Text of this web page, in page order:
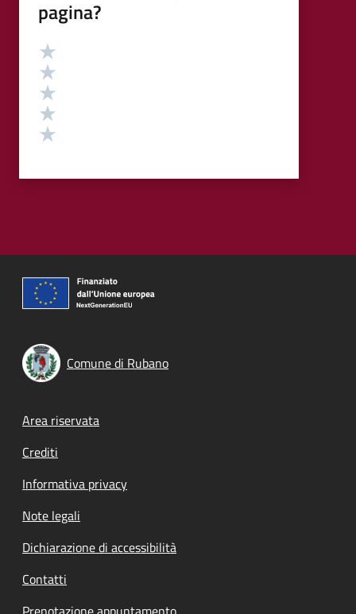
pagina?
Valutazione
Comune di Rubano
Footer menu
Area riservata
Crediti
Informativa privacy
Note legali
Dichiarazione di accessibilità
Contatti